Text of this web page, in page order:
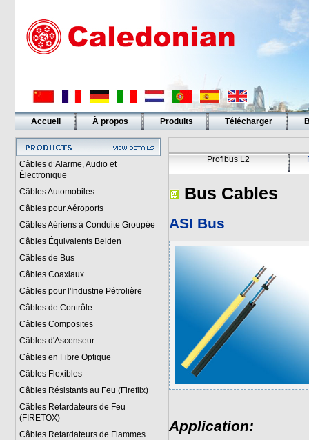
Accueil À propos Produits Télécharger
Liens
Câbles d’Alarme, Audio et
Électronique
Câbles Automobiles
Câbles pour Aéroports
Câbles Aériens à Conduite Groupée
Câbles Équivalents Belden
Câbles de Bus
Câbles Coaxiaux
Câbles pour l'Industrie Pétrolière
Câbles de Contrôle
Câbles Composites
Câbles d'Ascenseur
Câbles en Fibre Optique
Câbles Flexibles
Câbles Résistants au Feu (Fireflix)
Câbles Retardateurs de Feu
(FIRETOX)
Câbles Retardateurs de Flammes
Profibus L2
Bus Cables
ASI Bus
Application: